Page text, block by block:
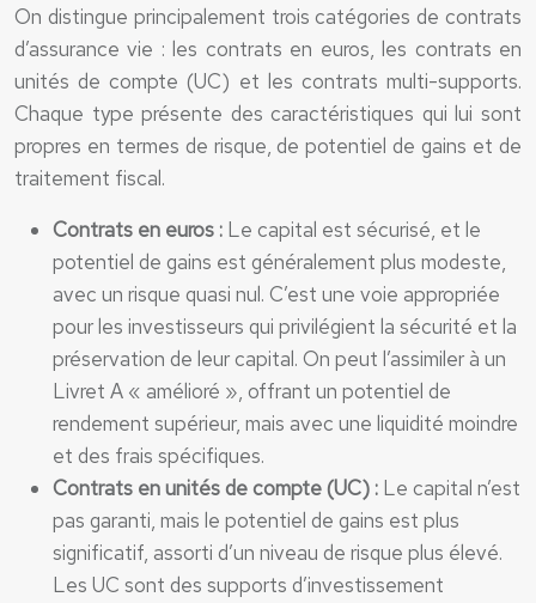
On distingue principalement trois catégories de contrats
d’assurance vie : les contrats en euros, les contrats en
unités de compte (UC) et les contrats multi-supports.
Chaque type présente des caractéristiques qui lui sont
propres en termes de risque, de potentiel de gains et de
traitement fiscal.
Contrats en euros : Le capital est sécurisé, et le
potentiel de gains est généralement plus modeste,
avec un risque quasi nul. C’est une voie appropriée
pour les investisseurs qui privilégient la sécurité et la
préservation de leur capital. On peut l’assimiler à un
Livret A « amélioré », offrant un potentiel de
rendement supérieur, mais avec une liquidité moindre
et des frais spécifiques.
Contrats en unités de compte (UC) : Le capital n’est
pas garanti, mais le potentiel de gains est plus
significatif, assorti d’un niveau de risque plus élevé.
Les UC sont des supports d’investissement